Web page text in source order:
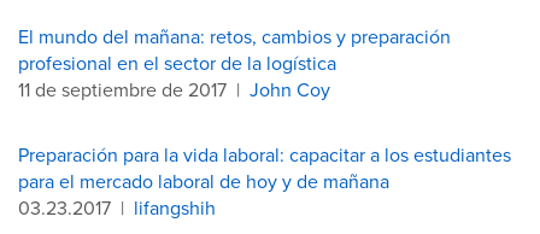
El mundo del mañana: retos, cambios y preparación
profesional en el sector de la logística
11 de septiembre de 2017 | John Coy
Preparación para la vida laboral: capacitar a los estudiantes
para el mercado laboral de hoy y de mañana
03.23.2017 | lifangshih